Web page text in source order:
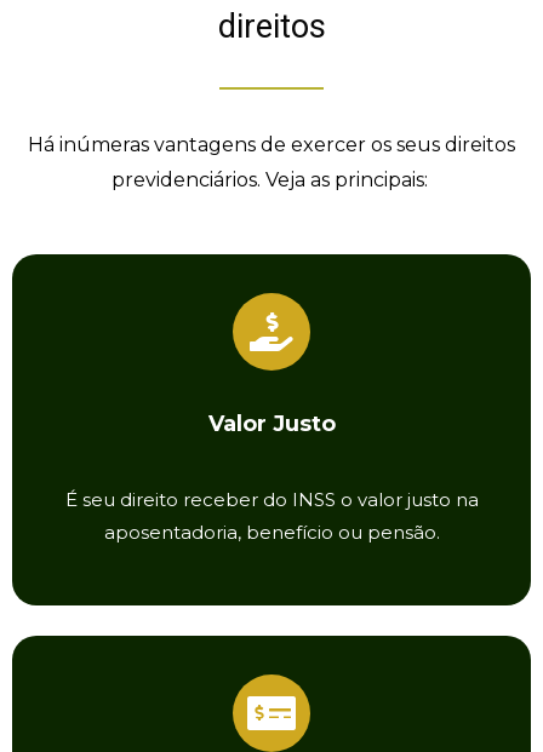
direitos
Há inúmeras vantagens de exercer os seus direitos
previdenciários. Veja as principais:
Valor Justo
É seu direito receber do INSS o valor justo na
aposentadoria, benefício ou pensão.